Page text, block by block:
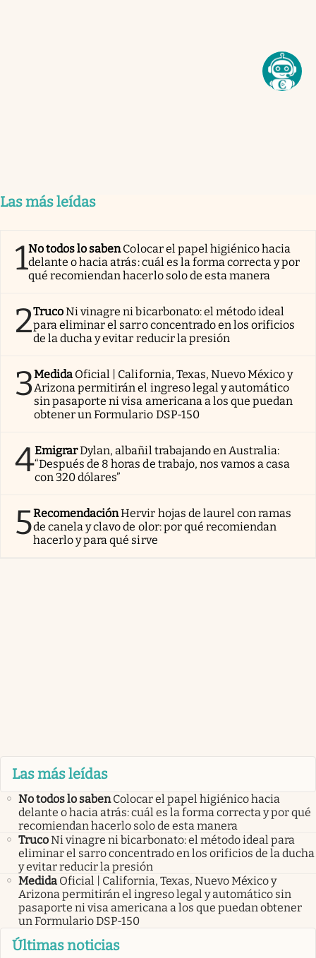
Las más leídas
1No todos lo sabenColocar el papel higiénico hacia
delante o hacia atrás: cuál es la forma correcta y por
qué recomiendan hacerlo solo de esta manera
2TrucoNi vinagre ni bicarbonato: el método ideal
para eliminar el sarro concentrado en los orificios
de la ducha y evitar reducir la presión
3Medida Oficial | California, Texas, Nuevo México y
Arizona permitirán el ingreso legal y automático
sin pasaporte ni visa americana a los que puedan
obtener un Formulario DSP-150
4EmigrarDylan, albañil trabajando en Australia:
“Después de 8 horas de trabajo, nos vamos a casa
con 320 dólares”
5RecomendaciónHervir hojas de laurel con ramas
de canela y clavo de olor: por qué recomiendan
hacerlo y para qué sirve
Las más leídas
No todos lo saben Colocar el papel higiénico hacia
delante o hacia atrás: cuál es la forma correcta y por qué
recomiendan hacerlo solo de esta manera
TrucoNi vinagre ni bicarbonato: el método ideal para
eliminar el sarro concentrado en los orificios de la ducha
y evitar reducir la presión
Medida Oficial | California, Texas, Nuevo México y
Arizona permitirán el ingreso legal y automático sin
pasaporte ni visa americana a los que puedan obtener
un Formulario DSP-150
Últimas noticias